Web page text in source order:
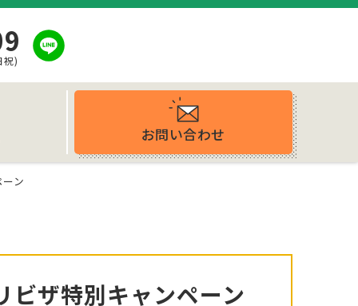
祝)
お問い合わせ
ン
ビザ特別キャンペーン